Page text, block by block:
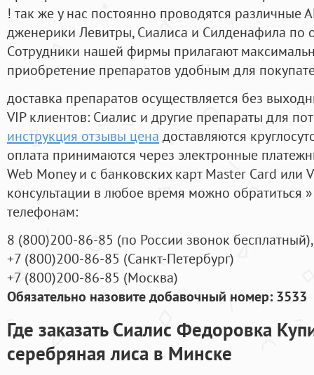
! так же у нас постоянно проводятся
дженерики Левитры, Сиалиса и Силденафила по
Cотрудники нашей фирмы прилагают
приобретение препаратов удобным для
доставка препаратов осуществляется без
VIP клиентов: Сиалис и другие препараты для
инструкция отзывы цена доставляются
оплата принимаются через электронные
Web Money и с банковских карт Master Card или
консультации в любое время можно обратиться
телефонам:
8 (800)200-86-85 (по России звонок бесплатный),
+7 (800)200-86-85 (Санкт-Петербург)
+7 (800)200-86-85 (Москва)
Обязательно назовите добавочный номер: 3533
Где заказать Сиалис Федоровка
серебряная лиса в Минске